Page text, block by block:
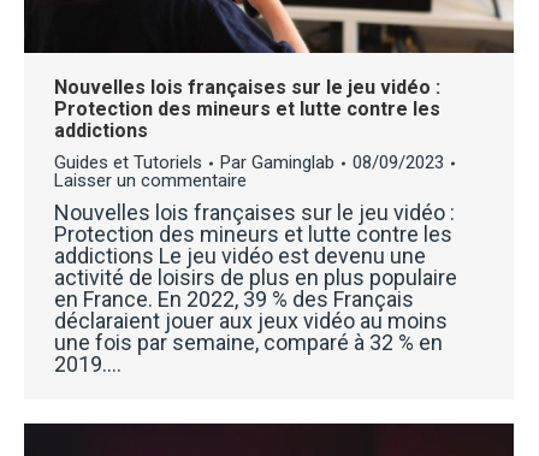
Nouvelles lois françaises sur le jeu vidéo :
Protection des mineurs et lutte contre les
addictions
Guides et Tutoriels Par Gaminglab
08/09/2023
Laisser un commentaire
Nouvelles lois françaises sur le jeu vidéo :
Protection des mineurs et lutte contre les
addictions Le jeu vidéo est devenu une
activité de loisirs de plus en plus populaire
en France. En 2022, 39 % des Français
déclaraient jouer aux jeux vidéo au moins
une fois par semaine, comparé à 32 % en
2019.…